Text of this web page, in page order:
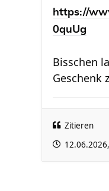
https://
0quUg
Bisschen
Geschenk
Zitieren